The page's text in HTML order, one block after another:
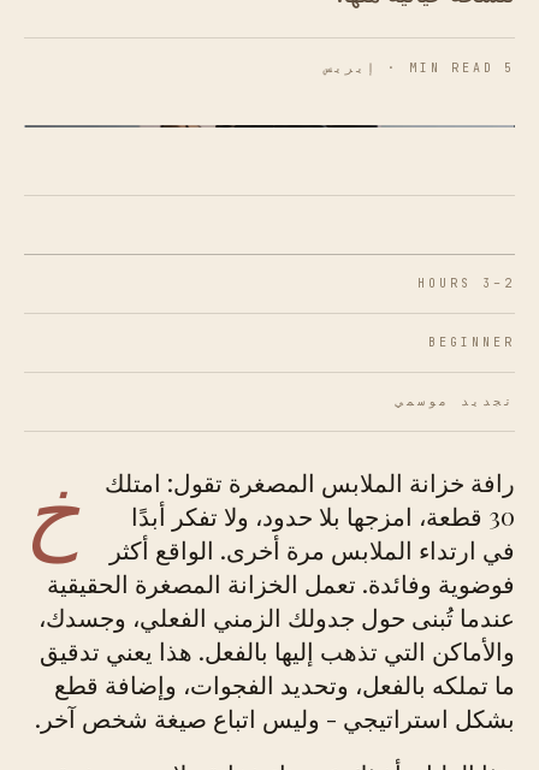
5 MIN READ · إيريس
2–3 HOURS
BEGINNER
تجديد موسمي
خ
رافة خزانة الملابس المصغرة تقول: امتلك
30 قطعة، امزجها بلا حدود، ولا تفكر أبدًا
في ارتداء الملابس مرة أخرى. الواقع أكثر
فوضوية وفائدة. تعمل الخزانة المصغرة الحقيقية
عندما تُبنى حول جدولك الزمني الفعلي، وجسدك،
والأماكن التي تذهب إليها بالفعل. هذا يعني تدقيق
ما تملكه بالفعل، وتحديد الفجوات، وإضافة قطع
بشكل استراتيجي - وليس اتباع صيغة شخص آخر.